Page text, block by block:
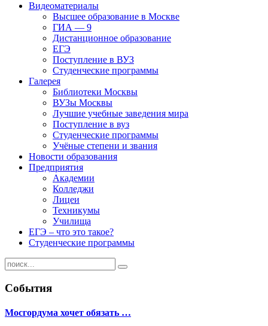
Видеоматериалы
Высшее образование в Москве
ГИА — 9
Дистанционное образование
ЕГЭ
Поступление в ВУЗ
Студенческие программы
Галерея
Библиотеки Москвы
ВУЗы Москвы
Лучшие учебные заведения мира
Поступление в вуз
Студенческие программы
Учёные степени и звания
Новости образования
Предприятия
Академии
Колледжи
Лицеи
Техникумы
Училища
ЕГЭ – что это такое?
Студенческие программы
События
Мосгордума хочет обязать …